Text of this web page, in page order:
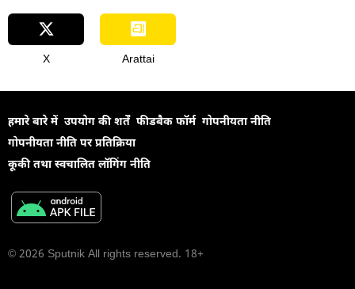
X Arattai
हमारे बारे में उपयोग की शर्तें फीडबैक फॉर्म गोपनीयता नीति
गोपनीयता नीति पर प्रतिक्रिया
कूकी तथा स्वचालित लॉगिंग नीति
© 2026 Sputnik All rights reserved. 18+